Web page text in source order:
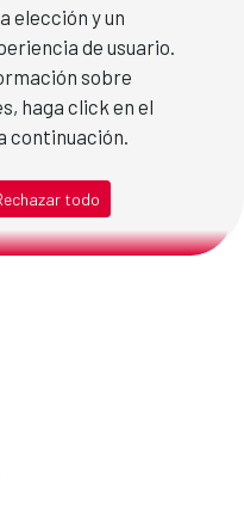
elección y un
de usuario.
sobre
haga click en el
continuación.
todo